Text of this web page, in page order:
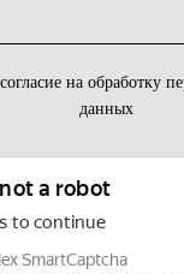
на обработку
данных